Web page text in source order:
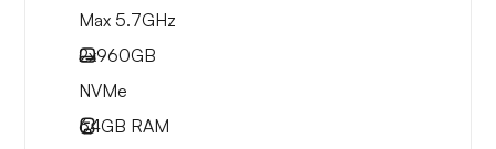
Max 5.7GHz
2x960GB
NVMe
64GB RAM